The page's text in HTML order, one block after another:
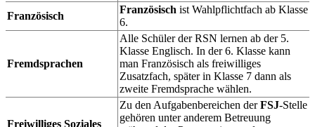
Französisch
Französisch ist Wahlpflichtfach ab Klasse
6.
Fremdsprachen
Alle Schüler der RSN lernen ab der 5.
Klasse Englisch. In der 6. Klasse kann
man Französisch als freiwilliges
Zusatzfach, später in Klasse 7 dann als
zweite Fremdsprache wählen.
Freiwilliges Soziales
Zu den Aufgabenbereichen derFSJ-Stelle
gehören unter anderem Betreuung